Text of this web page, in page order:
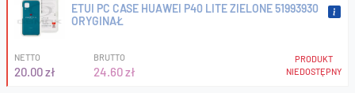
ETUI PC CASE HUAWEI P40 LITE ZIELONE 51993930
ORYGINAŁ
NETTO
20.00 zł
BRUTTO
24.60 zł
PRODUKT
NIEDOSTĘPNY